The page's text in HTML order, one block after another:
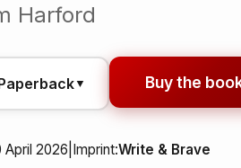
Harford
▼ Buy the
April 2026 Imprint:Write & Brave